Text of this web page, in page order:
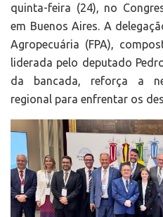
quinta-feira (24), no
em Buenos Aires. A
Agropecuária (FPA),
liderada pelo deputado
da bancada, reforça a
regional para enfrentar os